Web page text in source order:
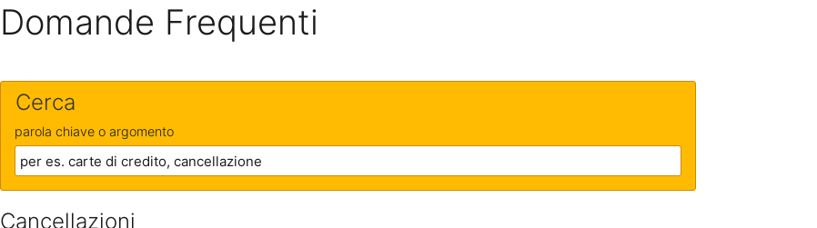
Domande Frequenti
Cerca
parola chiave o argomento
Cancellazioni